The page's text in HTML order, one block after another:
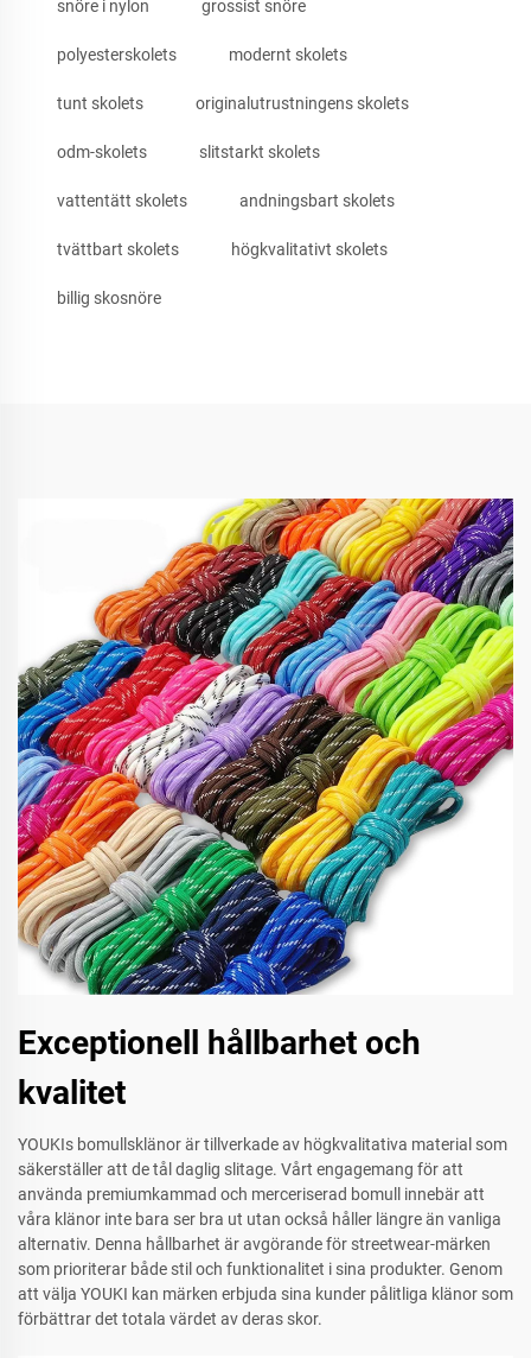
snöre i nylon grossist snöre
polyesterskolets modernt skolets
tunt skolets originalutrustningens skolets
odm-skolets slitstarkt skolets
vattentätt skolets andningsbart skolets
tvättbart skolets högkvalitativt skolets
billig skosnöre
Exceptionell hållbarhet och
kvalitet
YOUKIs bomullsklänor är tillverkade av högkvalitativa material som
säkerställer att de tål daglig slitage. Vårt engagemang för att
använda premiumkammad och merceriserad bomull innebär att
våra klänor inte bara ser bra ut utan också håller längre än vanliga
alternativ. Denna hållbarhet är avgörande för streetwear-märken
som prioriterar både stil och funktionalitet i sina produkter. Genom
att välja YOUKI kan märken erbjuda sina kunder pålitliga klänor som
förbättrar det totala värdet av deras skor.